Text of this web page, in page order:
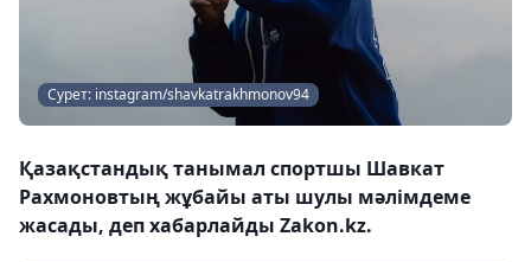
Сурет: instagram/shavkatrakhmonov94
Қазақстандық танымал спортшы Шавкат
Рахмоновтың жұбайы аты шулы мәлімдеме
жасады, деп хабарлайды Zakon.kz.